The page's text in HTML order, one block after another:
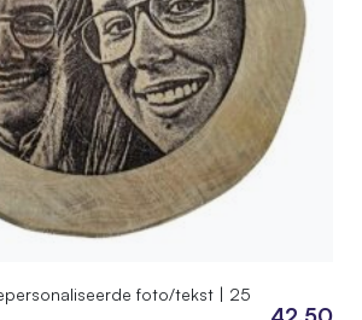
foto/tekst | 25